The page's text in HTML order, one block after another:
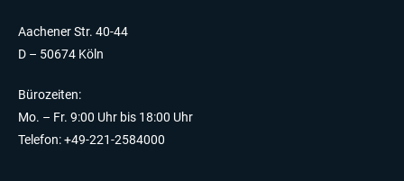
Aachener Str. 40-44
D – 50674 Köln
Bürozeiten:
Mo. – Fr. 9:00 Uhr bis 18:00 Uhr
Telefon: +49-221-2584000